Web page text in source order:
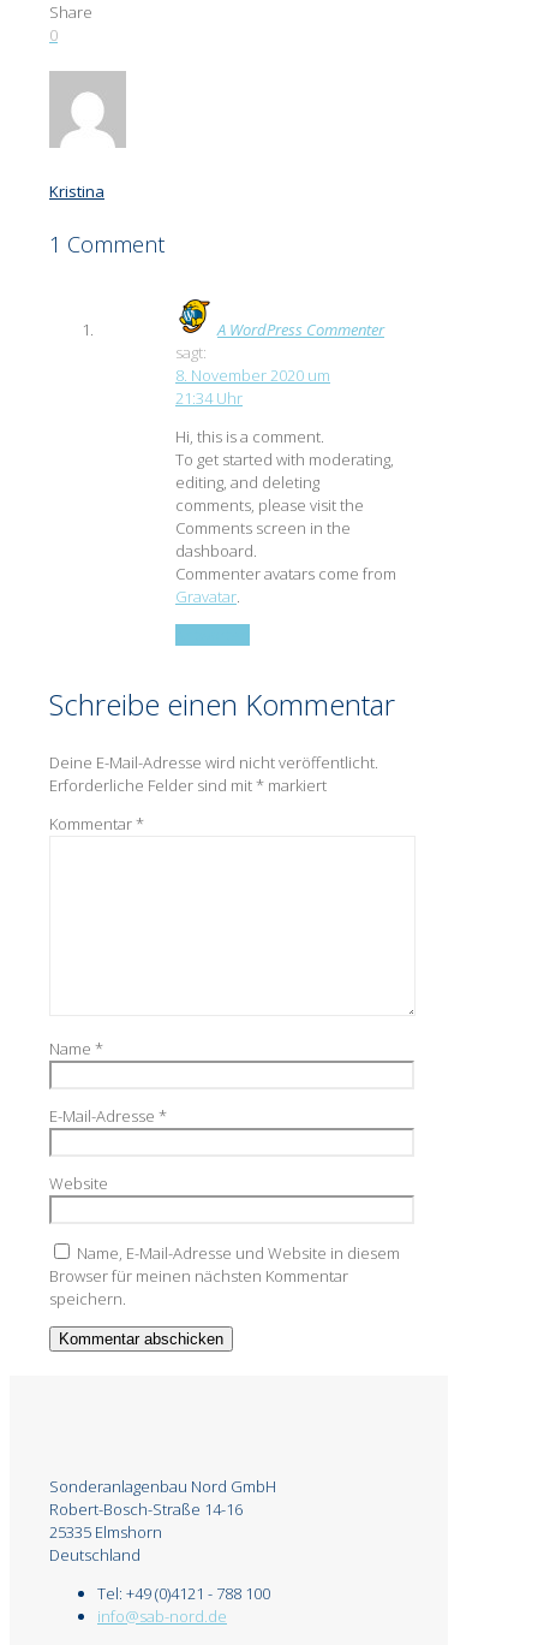
Share
0
Kristina
1 Comment
A WordPress Commenter
sagt:
8. November 2020 um
21:34 Uhr
Hi, this is a comment.
To get started with moderating,
editing, and deleting
comments, please visit the
Comments screen in the
dashboard.
Commenter avatars come from
Gravatar.
Schreibe einen Kommentar
Deine E-Mail-Adresse wird nicht veröffentlicht.
Erforderliche Felder sind mit* markiert
Kommentar*
Name *
E-Mail-Adresse *
Website
Name, E-Mail-Adresse und Website in diesem
Browser für meinen nächsten Kommentar
speichern.
Sonderanlagenbau Nord GmbH
Robert-Bosch-Straße 14-16
25335 Elmshorn
Deutschland
Tel: +49 (0)4121 - 788 100
info@sab-nord.de